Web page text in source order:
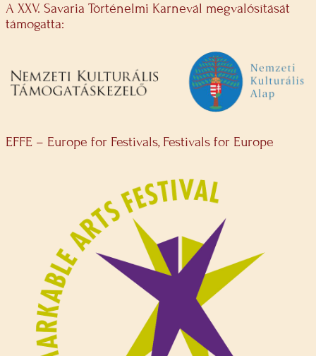
A XXV. Savaria Történelmi Karnevál megvalósítását
támogatta:
EFFE – Europe for Festivals, Festivals for Europe